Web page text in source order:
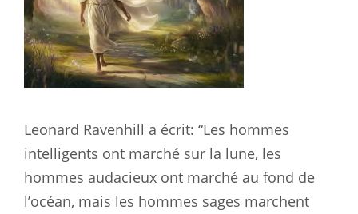
Leonard Ravenhill a écrit: “Les hommes
intelligents ont marché sur la lune, les
hommes audacieux ont marché au fond de
l’océan, mais les hommes sages marchent